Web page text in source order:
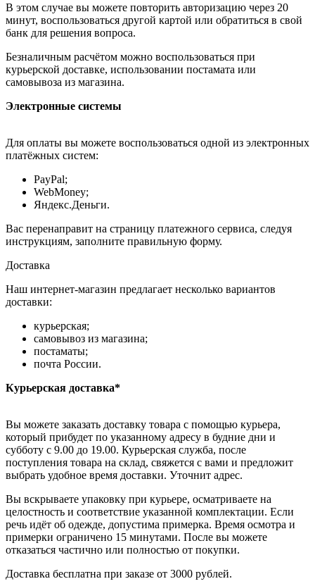
В этом случае вы можете повторить авторизацию через 20
минут, воспользоваться другой картой или обратиться в свой
банк для решения вопроса.
Безналичным расчётом можно воспользоваться при
курьерской доставке, использовании постамата или
самовывоза из магазина.
Электронные системы
Для оплаты вы можете воспользоваться одной из электронных
платёжных систем:
PayPal;
WebMoney;
Яндекс.Деньги.
Вас перенаправит на страницу платежного сервиса, следуя
инструкциям, заполните правильную форму.
Доставка
Наш интернет-магазин предлагает несколько вариантов
доставки:
курьерская;
самовывоз из магазина;
постаматы;
почта России.
Курьерская доставка*
Вы можете заказать доставку товара с помощью курьера,
который прибудет по указанному адресу в будние дни и
субботу с 9.00 до 19.00. Курьерская служба, после
поступления товара на склад, свяжется с вами и предложит
выбрать удобное время доставки. Уточнит адрес.
Вы вскрываете упаковку при курьере, осматриваете на
целостность и соответствие указанной комплектации. Если
речь идёт об одежде, допустима примерка. Время осмотра и
примерки ограничено 15 минутами. После вы можете
отказаться частично или полностью от покупки.
Доставка бесплатна при заказе от 3000 рублей.